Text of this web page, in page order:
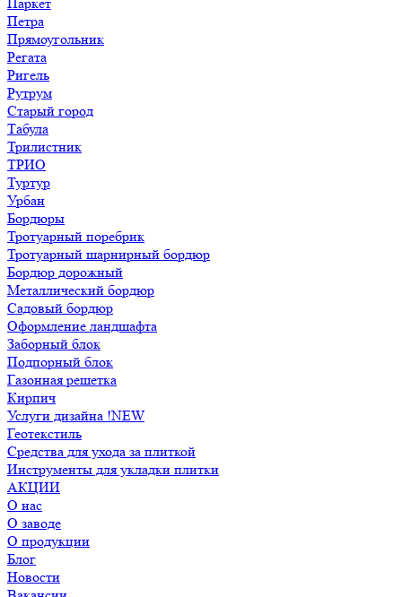
Петра
Прямоугольник
Регата
Ригель
Рутрум
Старый город
Табула
Трилистник
ТРИО
Туртур
Урбан
Бордюры
Тротуарный поребрик
Тротуарный шарнирный бордюр
Бордюр дорожный
Металлический бордюр
Садовый бордюр
Оформление ландшафта
Заборный блок
Подпорный блок
Газонная решетка
Кирпич
Услуги дизайна !NEW
Геотекстиль
Средства для ухода за плиткой
Инструменты для укладки плитки
АКЦИИ
О нас
О заводе
О продукции
Блог
Новости